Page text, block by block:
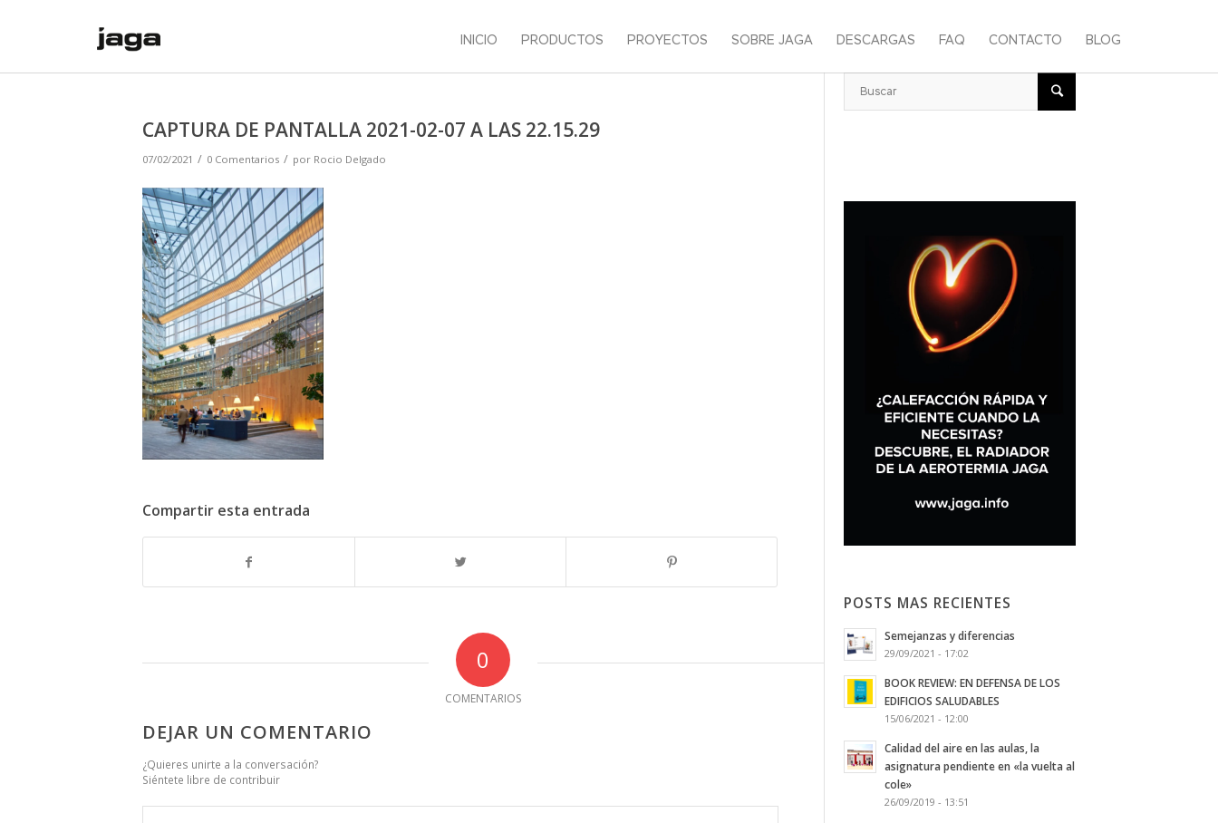
INICIO PRODUCTOS PROYECTOS SOBRE JAGA DESCARGAS FAQ CONTACTO BLOG
CAPTURA DE PANTALLA 2021-02-07 A LAS 22.15.29
07/02/2021 / 0 Comentarios / por Rocio Delgado
Compartir esta entrada
0
COMENTARIOS
DEJAR UN COMENTARIO
¿Quieres unirte a la conversación?
Siéntete libre de contribuir
POSTS MAS RECIENTES
Semejanzas y diferencias
29/09/2021 - 17:02
BOOK REVIEW: EN DEFENSA DE LOS
EDIFICIOS SALUDABLES
15/06/2021 - 12:00
Calidad del aire en las aulas, la
asignatura pendiente en «la vuelta al
cole»
26/09/2019 - 13:51